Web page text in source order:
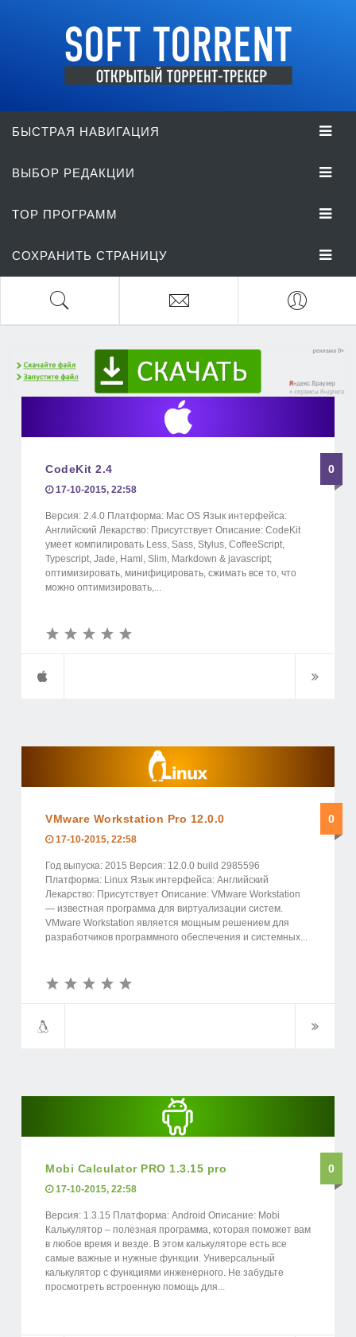
БЫСТРАЯ НАВИГАЦИЯ
ВЫБОР РЕДАКЦИИ
TOP ПРОГРАММ
СОХРАНИТЬ СТРАНИЦУ
CodeKit 2.4 0
17-10-2015, 22:58
Версия: 2.4.0 Платформа: Mac OS Язык интерфейса:
Английский Лекарство: Присутствует Описание: CodeKit
умеет компилировать Less, Sass, Stylus, CoffeeScript,
Typescript, Jade, Haml, Slim, Markdown & jаvascript;
оптимизировать, минифицировать, сжимать все то, что
можно оптимизировать,...
VMware Workstation Pro 12.0.0 0
17-10-2015, 22:58
Год выпуска: 2015 Версия: 12.0.0 build 2985596
Платформа: Linux Язык интерфейса: Английский
Лекарство: Присутствует Описание: VMware Workstation
— известная программа для виртуализации систем.
VMware Workstation является мощным решением для
разработчиков программного обеспечения и системных...
Mobi Calculator PRO 1.3.15 pro 0
17-10-2015, 22:58
Версия: 1.3.15 Платформа: Android Описание: Mobi
Калькулятор – полезная программа, которая поможет вам
в любое время и везде. В этом калькуляторе есть все
самые важные и нужные функции. Универсальный
калькулятор с функциями инженерного. Не забудьте
просмотреть встроенную помощь для...